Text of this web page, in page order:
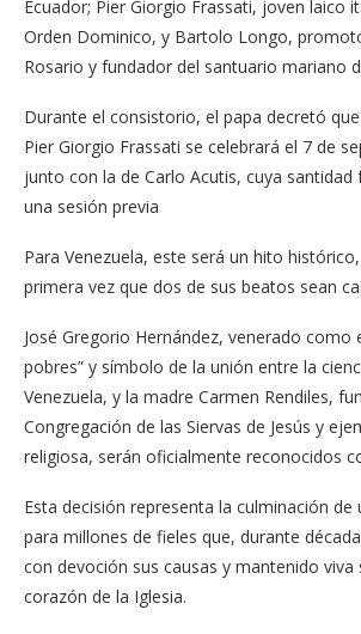
Ecuador; Pier Giorgio Frassati, joven laico
Orden Dominico, y Bartolo Longo,
Rosario y fundador del santuario mariano
Durante el consistorio, el papa decretó
Pier Giorgio Frassati se celebrará el 7 de
junto con la de Carlo Acutis, cuya santidad
una sesión previa
Para Venezuela, este será un hito
primera vez que dos de sus beatos sean
José Gregorio Hernández, venerado como
pobres” y símbolo de la unión entre la
Venezuela, y la madre Carmen Rendiles,
Congregación de las Siervas de Jesús y
religiosa, serán oficialmente reconocidos
Esta decisión representa la culminación de
para millones de fieles que, durante
con devoción sus causas y mantenido viva
corazón de la Iglesia.